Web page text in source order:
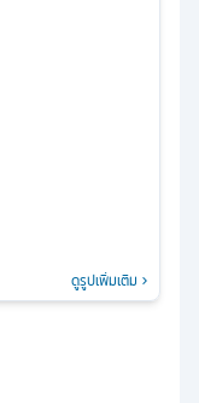
ดูรูปเพิ่มเติม